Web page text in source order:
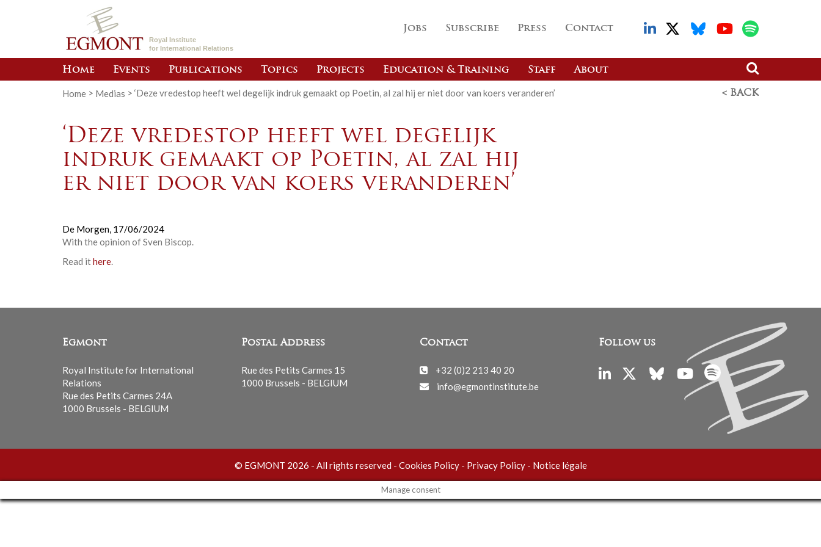
Royal Institute
for International Relations
Jobs Subscribe Press Contact
Home Events Publications Topics Projects Education & Training Staff About
Home > Medias > ‘Deze vredestop heeft wel degelijk indruk gemaakt op Poetin, al zal hij er niet door van koers veranderen’ < BACK
‘Deze vredestop heeft wel degelijk
indruk gemaakt op Poetin, al zal hij
er niet door van koers veranderen’
De Morgen, 17/06/2024
With the opinion ofSven Biscop.
Read ithere.
Egmont
Royal Institute for International
Relations
Rue des Petits Carmes 24A
1000 Brussels - BELGIUM
Postal Address
Rue des Petits Carmes 15
1000 Brussels - BELGIUM
Contact
+32 (0)2 213 40 20
info@egmontinstitute.be
Follow us
© EGMONT 2026 - All rights reserved - Cookies Policy- Privacy Policy- Notice légale
Manage consent